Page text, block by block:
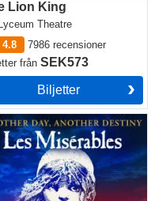
Lion King
Lyceum Theatre
4.8
7986 recensioner
frånSEK573
Biljetter
Miserables